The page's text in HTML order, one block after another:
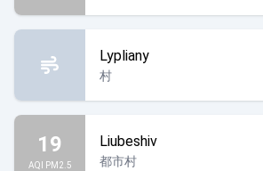
Lypliany
村
19
AQI PM2.5
Liubeshiv
都市村